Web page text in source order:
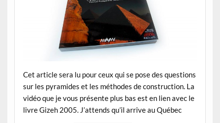
Cet article sera lu pour ceux qui se pose des questions
sur les pyramides et les méthodes de construction. La
vidéo que je vous présente plus bas est en lien avec le
livre Gizeh 2005. J’attends qu’il arrive au Québec